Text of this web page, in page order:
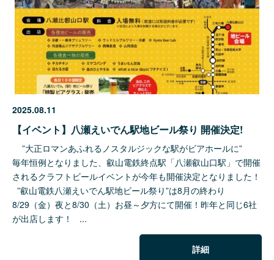
2025.08.11
【イベント】八瀬えいでん駅地ビール祭り 開催決定!
”大正ロマンあふれるノスタルジックな駅がビアホールに”
毎年恒例となりました、叡山電鉄終点駅「八瀬叡山口駅」で開催
されるクラフトビールイベントが今年も開催決定となりました！
”叡山電鉄八瀬えいでん駅地ビール祭り”は8月の終わり
8/29（金）夜と8/30（土）お昼～夕方にて開催！昨年と同じ6社
が出店します！ ...
詳細